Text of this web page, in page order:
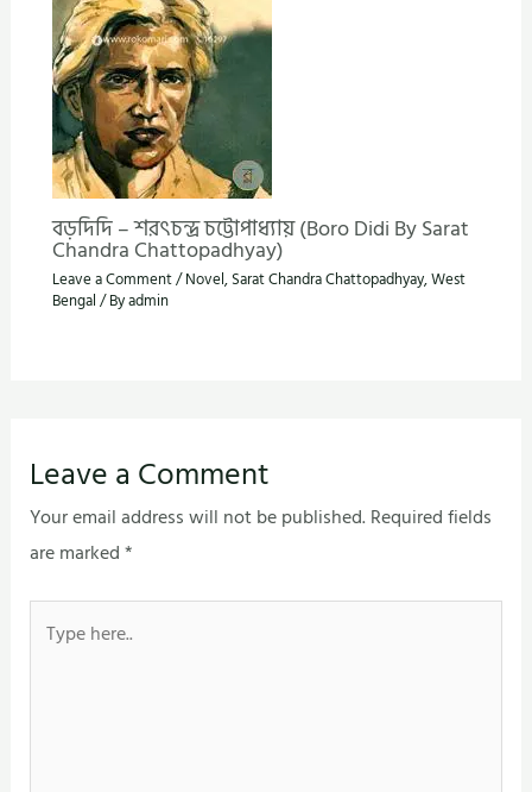
বড়দিদি – শরৎচন্দ্র চট্টোপাধ্যায় (Boro Didi By Sarat
Chandra Chattopadhyay)
Leave a Comment/Novel, Sarat Chandra Chattopadhyay,West
Bengal / Byadmin
Leave a Comment
Your email address will not be published.Required fields
are marked*
here..